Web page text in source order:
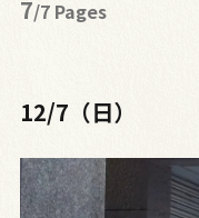
7/7 Pages
12/7（日）